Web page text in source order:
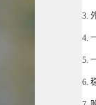
3.
4.
5.
6.